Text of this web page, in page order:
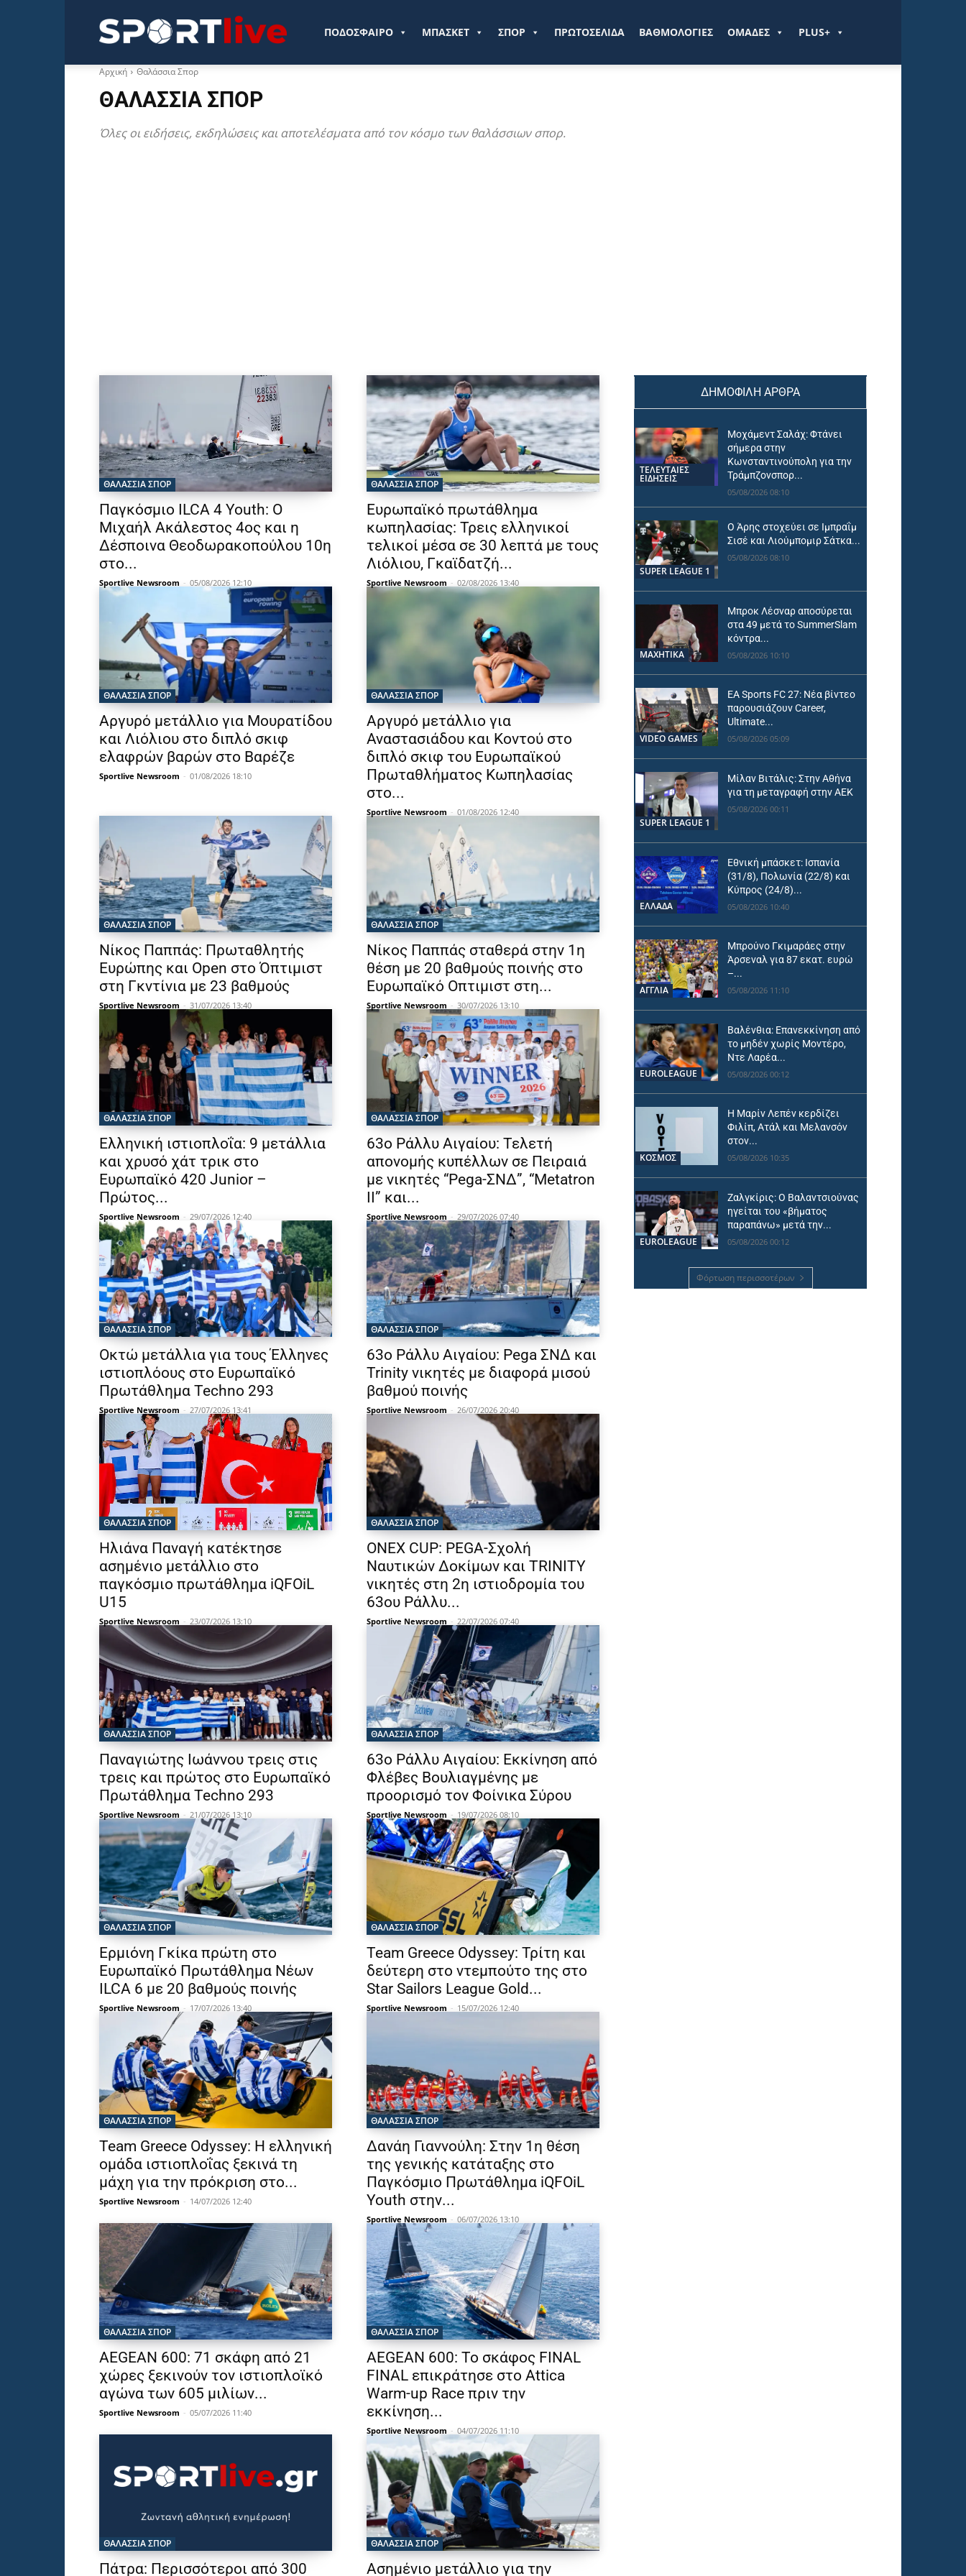
Sportlive.grΠΟΔΟΣΦΑΙΡΟ ΜΠΑΣΚΕΤ ΣΠΟΡ ΠΡΩΤΟΣΕΛΙΔΑ ΒΑΘΜΟΛΟΓΙΕΣ ΟΜΑΔΕΣ PLUS+
Αρχική Θαλάσσια Σπορ
ΘΑΛΆΣΣΙΑ ΣΠΟΡ
Όλες οι ειδήσεις, εκδηλώσεις και αποτελέσματα από τον κόσμο των θαλάσσιων σπορ.
ΘΑΛΆΣΣΙΑ ΣΠΟΡ
Παγκόσμιο ILCA 4 Youth: Ο
Μιχαήλ Ακάλεστος 4ος και η
Δέσποινα Θεοδωρακοπούλου 10η
στο...
Sportlive Newsroom - 05/08/2026 12:10
ΘΑΛΆΣΣΙΑ ΣΠΟΡ
Ευρωπαϊκό πρωτάθλημα
κωπηλασίας: Τρεις ελληνικοί
τελικοί μέσα σε 30 λεπτά με τους
Λιόλιου, Γκαϊδατζή...
Sportlive Newsroom - 02/08/2026 13:40
ΘΑΛΆΣΣΙΑ ΣΠΟΡ
Αργυρό μετάλλιο για Μουρατίδου
και Λιόλιου στο διπλό σκιφ
ελαφρών βαρών στο Βαρέζε
Sportlive Newsroom - 01/08/2026 18:10
ΘΑΛΆΣΣΙΑ ΣΠΟΡ
Αργυρό μετάλλιο για
Αναστασιάδου και Κοντού στο
διπλό σκιφ του Ευρωπαϊκού
Πρωταθλήματος Κωπηλασίας
στο...
Sportlive Newsroom - 01/08/2026 12:40
ΘΑΛΆΣΣΙΑ ΣΠΟΡ
Νίκος Παππάς: Πρωταθλητής
Ευρώπης και Open στο Όπτιμιστ
στη Γκντίνια με 23 βαθμούς
Sportlive Newsroom - 31/07/2026 13:40
ΘΑΛΆΣΣΙΑ ΣΠΟΡ
Νίκος Παππάς σταθερά στην 1η
θέση με 20 βαθμούς ποινής στο
Ευρωπαϊκό Οπτιμιστ στη...
Sportlive Newsroom - 30/07/2026 13:10
ΘΑΛΆΣΣΙΑ ΣΠΟΡ
Ελληνική ιστιοπλοΐα: 9 μετάλλια
και χρυσό χάτ τρικ στο
Ευρωπαϊκό 420 Junior –
Πρώτος...
Sportlive Newsroom - 29/07/2026 12:40
ΘΑΛΆΣΣΙΑ ΣΠΟΡ
63ο Ράλλυ Αιγαίου: Τελετή
απονομής κυπέλλων σε Πειραιά
με νικητές “Pega-ΣΝΔ”, “Metatron
II” και...
Sportlive Newsroom - 29/07/2026 07:40
ΘΑΛΆΣΣΙΑ ΣΠΟΡ
Οκτώ μετάλλια για τους Έλληνες
ιστιοπλόους στο Ευρωπαϊκό
Πρωτάθλημα Techno 293
Sportlive Newsroom - 27/07/2026 13:41
ΘΑΛΆΣΣΙΑ ΣΠΟΡ
63ο Ράλλυ Αιγαίου: Pega ΣΝΔ και
Trinity νικητές με διαφορά μισού
βαθμού ποινής
Sportlive Newsroom - 26/07/2026 20:40
ΘΑΛΆΣΣΙΑ ΣΠΟΡ
Ηλιάνα Παναγή κατέκτησε
ασημένιο μετάλλιο στο
παγκόσμιο πρωτάθλημα iQFOiL
U15
Sportlive Newsroom - 23/07/2026 13:10
ΘΑΛΆΣΣΙΑ ΣΠΟΡ
ONEX CUP: PEGA-Σχολή
Ναυτικών Δοκίμων και TRINITY
νικητές στη 2η ιστιοδρομία του
63ου Ράλλυ...
Sportlive Newsroom - 22/07/2026 07:40
ΘΑΛΆΣΣΙΑ ΣΠΟΡ
Παναγιώτης Ιωάννου τρεις στις
τρεις και πρώτος στο Ευρωπαϊκό
Πρωτάθλημα Techno 293
Sportlive Newsroom - 21/07/2026 13:10
ΘΑΛΆΣΣΙΑ ΣΠΟΡ
63ο Ράλλυ Αιγαίου: Εκκίνηση από
Φλέβες Βουλιαγμένης με
προορισμό τον Φοίνικα Σύρου
Sportlive Newsroom - 19/07/2026 08:10
ΘΑΛΆΣΣΙΑ ΣΠΟΡ
Ερμιόνη Γκίκα πρώτη στο
Ευρωπαϊκό Πρωτάθλημα Νέων
ILCA 6 με 20 βαθμούς ποινής
Sportlive Newsroom - 17/07/2026 13:40
ΘΑΛΆΣΣΙΑ ΣΠΟΡ
Team Greece Odyssey: Τρίτη και
δεύτερη στο ντεμπούτο της στο
Star Sailors League Gold...
Sportlive Newsroom - 15/07/2026 12:40
ΘΑΛΆΣΣΙΑ ΣΠΟΡ
Team Greece Odyssey: Η ελληνική
ομάδα ιστιοπλοΐας ξεκινά τη
μάχη για την πρόκριση στο...
Sportlive Newsroom - 14/07/2026 12:40
ΘΑΛΆΣΣΙΑ ΣΠΟΡ
Δανάη Γιαννούλη: Στην 1η θέση
της γενικής κατάταξης στο
Παγκόσμιο Πρωτάθλημα iQFOiL
Youth στην...
Sportlive Newsroom - 06/07/2026 13:10
ΘΑΛΆΣΣΙΑ ΣΠΟΡ
AEGEAN 600: 71 σκάφη από 21
χώρες ξεκινούν τον ιστιοπλοϊκό
αγώνα των 605 μιλίων...
Sportlive Newsroom - 05/07/2026 11:40
ΘΑΛΆΣΣΙΑ ΣΠΟΡ
AEGEAN 600: Το σκάφος FINAL
FINAL επικράτησε στο Attica
Warm-up Race πριν την
εκκίνηση...
Sportlive Newsroom - 04/07/2026 11:10
ΘΑΛΆΣΣΙΑ ΣΠΟΡ
Πάτρα: Περισσότεροι από 300
ΘΑΛΆΣΣΙΑ ΣΠΟΡ
Ασημένιο μετάλλιο για την
ΔΗΜΟΦΙΛΗ ΑΡΘΡΑ
ΤΕΛΕΥΤΑΙΕΣ
ΕΙΔΗΣΕΙΣ
Μοχάμεντ Σαλάχ: Φτάνει
σήμερα στην
Κωνσταντινούπολη για την
Τράμπζονσπορ...
05/08/2026 08:10
SUPER LEAGUE 1
Ο Άρης στοχεύει σε Ιμπραΐμ
Σισέ και Λιούμπομιρ Σάτκα...
05/08/2026 08:10
ΜΑΧΗΤΙΚΑ
Μπροκ Λέσναρ αποσύρεται
στα 49 μετά το SummerSlam
κόντρα...
05/08/2026 10:10
VIDEO GAMES
EA Sports FC 27: Νέα βίντεο
παρουσιάζουν Career,
Ultimate...
05/08/2026 05:09
SUPER LEAGUE 1
Μίλαν Βιτάλις: Στην Αθήνα
για τη μεταγραφή στην ΑΕΚ
05/08/2026 00:11
ΕΛΛΑΔΑ
Εθνική μπάσκετ: Ισπανία
(31/8), Πολωνία (22/8) και
Κύπρος (24/8)...
05/08/2026 10:40
ΑΓΓΛΙΑ
Μπρούνο Γκιμαράες στην
Άρσεναλ για 87 εκατ. ευρώ
–...
05/08/2026 11:10
EUROLEAGUE
Βαλένθια: Επανεκκίνηση από
το μηδέν χωρίς Μοντέρο,
Ντε Λαρέα...
05/08/2026 00:12
ΚΟΣΜΟΣ
Η Μαρίν Λεπέν κερδίζει
Φιλίπ, Ατάλ και Μελανσόν
στον...
05/08/2026 10:35
EUROLEAGUE
Ζαλγκίρις: Ο Βαλαντσιούνας
ηγείται του «βήματος
παραπάνω» μετά την...
05/08/2026 00:12
Φόρτωση περισσοτέρων